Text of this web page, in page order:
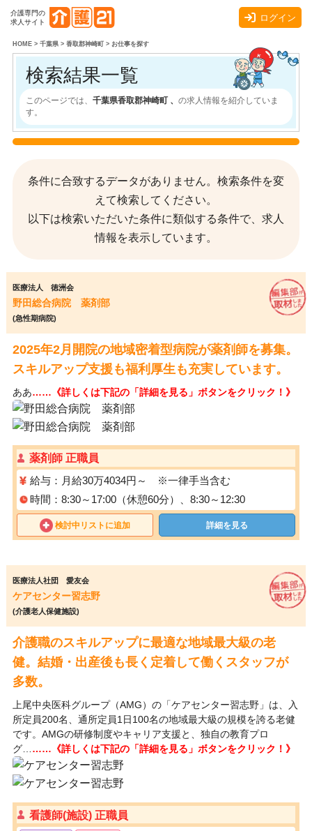
介護専門の
求人サイト
ログイン
HOME> 千葉県> 香取郡神崎町> お仕事を探す
検索結果一覧
このページでは、 千葉県香取郡神崎町 、 の求人情報を紹介していま
す。
条件に合致するデータがありません。検索条件を変
えて検索してください。
以下は検索いただいた条件に類似する条件で、求人
情報を表示しています。
医療法人 徳洲会
野田総合病院 薬剤部
(急性期病院)
2025年2月開院の地域密着型病院が薬剤師を募集。
スキルアップ支援も福利厚生も充実しています。
ああ……《詳しくは下記の「詳細を見る」ボタンをクリック！》
薬剤師 正職員
給与：月給30万4034円～ ※一律手当含む
時間：8:30～17:00（休憩60分）、8:30～12:30
検討中リストに追加 詳細を見る
医療法人社団 愛友会
ケアセンター習志野
(介護老人保健施設)
介護職のスキルアップに最適な地域最大級の老
健。結婚・出産後も長く定着して働くスタッフが
多数。
上尾中央医科グループ（AMG）の「ケアセンター習志野」は、入
所定員200名、通所定員1日100名の地域最大級の規模を誇る老健
です。AMGの研修制度やキャリア支援と、独自の教育プロ
グ… ……《詳しくは下記の「詳細を見る」ボタンをクリック！》
看護師(施設) 正職員